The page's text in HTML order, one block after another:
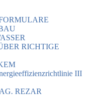
RICHTIGE
III
REZAR